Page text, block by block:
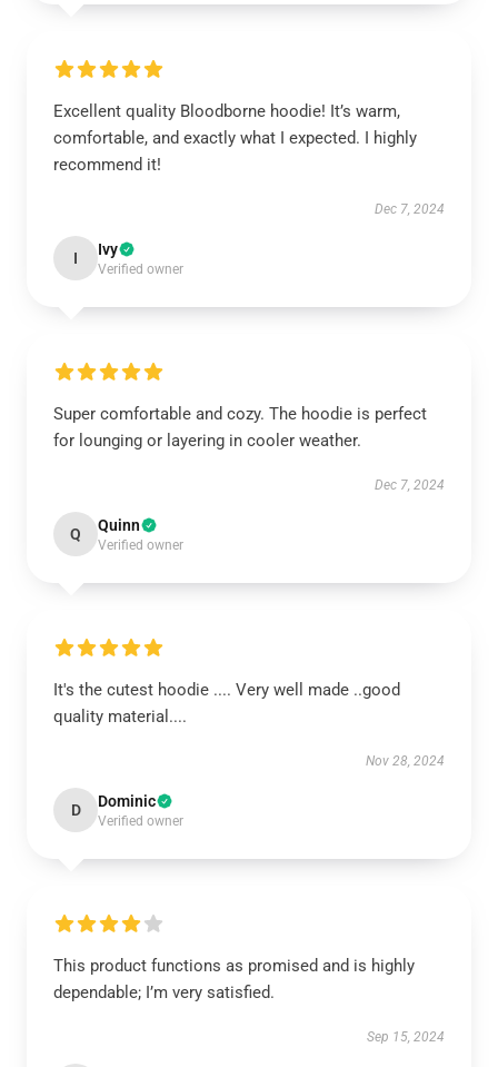
Excellent quality Bloodborne hoodie! It’s warm,
comfortable, and exactly what I expected. I highly
recommend it!
Dec 7, 2024
I Ivy
Verified owner
Super comfortable and cozy. The hoodie is perfect
for lounging or layering in cooler weather.
Dec 7, 2024
Q Quinn
Verified owner
It's the cutest hoodie .... Very well made ..good
quality material....
Nov 28, 2024
D Dominic
Verified owner
This product functions as promised and is highly
dependable; I’m very satisfied.
Sep 15, 2024